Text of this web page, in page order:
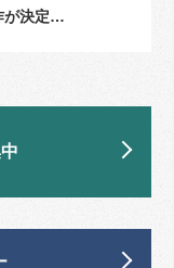
が決定…